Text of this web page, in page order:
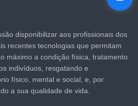
disponibilizar aos profissionais dos
recentes tecnologias que permitam
máximo a condição física, tratamento
indivíduos, resgatando e
físico, mental e social, e, por
a sua qualidade de vida.